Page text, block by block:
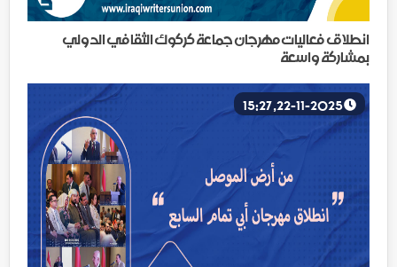
انطلاق فعاليات مهرجان جماعة كركوك الثقافي الدولي
بمشاركة واسعة